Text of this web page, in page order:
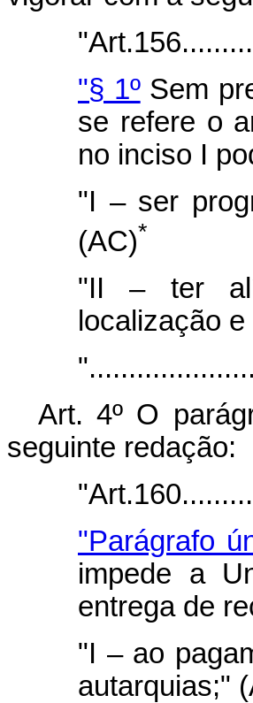
"§ 1ºSem
se refere o
no inciso I
"I – ser
(AC)*
"II – ter
localização
Art. 4º O
seguinte redação:
"Parágrafo
impede a
entrega de
"I – ao
autarquias;"